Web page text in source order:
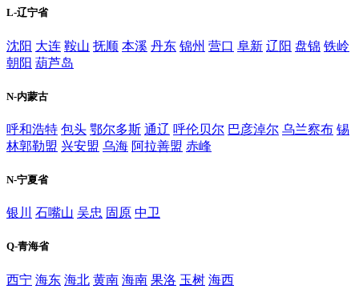
L-辽宁省
沈阳 大连 鞍山 抚顺 本溪 丹东 锦州 营口 阜新 辽阳 盘锦 铁岭
朝阳 葫芦岛
N-内蒙古
呼和浩特 包头 鄂尔多斯 通辽 呼伦贝尔 巴彦淖尔 乌兰察布 锡
林郭勒盟 兴安盟 乌海 阿拉善盟 赤峰
N-宁夏省
银川 石嘴山 吴忠 固原 中卫
Q-青海省
西宁 海东 海北 黄南 海南 果洛 玉树 海西